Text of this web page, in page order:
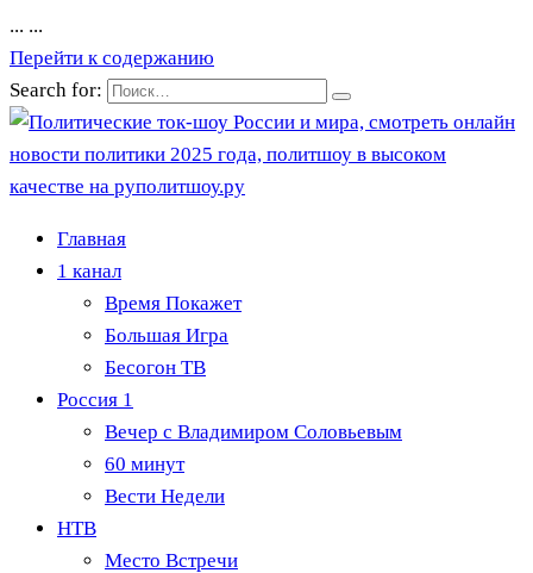
... ...
Перейти к содержанию
Search for:
Главная
1 канал
Время Покажет
Большая Игра
Бесогон ТВ
Россия 1
Вечер с Владимиром Соловьевым
60 минут
Вести Недели
НТВ
Место Встречи